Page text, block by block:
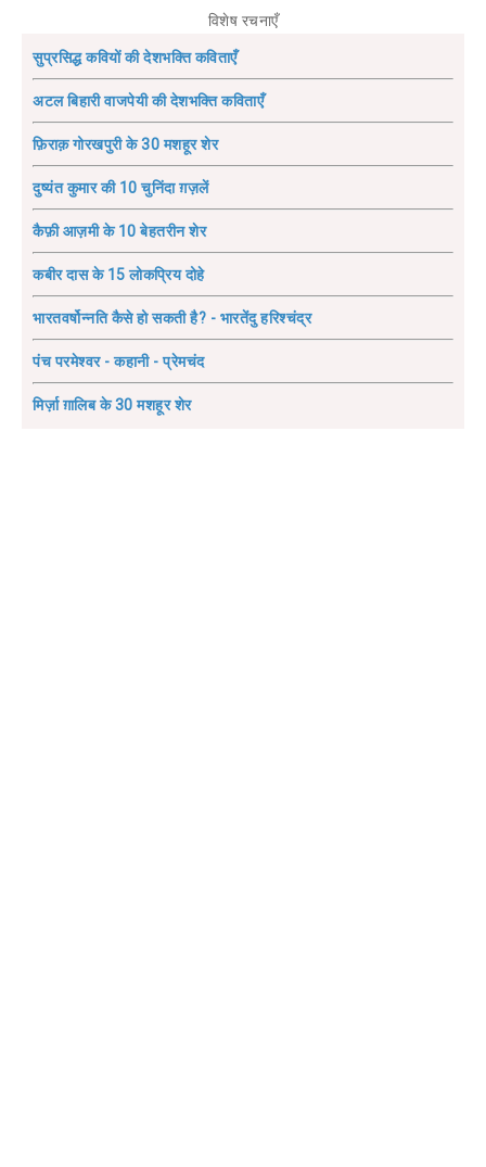
विशेष रचनाएँ
सुप्रसिद्ध कवियों की देशभक्ति कविताएँ
अटल बिहारी वाजपेयी की देशभक्ति कविताएँ
फ़िराक़ गोरखपुरी के 30 मशहूर शेर
दुष्यंत कुमार की 10 चुनिंदा ग़ज़लें
कैफ़ी आज़मी के 10 बेहतरीन शेर
कबीर दास के 15 लोकप्रिय दोहे
भारतवर्षोन्नति कैसे हो सकती है? - भारतेंदु हरिश्चंद्र
पंच परमेश्वर - कहानी - प्रेमचंद
मिर्ज़ा ग़ालिब के 30 मशहूर शेर